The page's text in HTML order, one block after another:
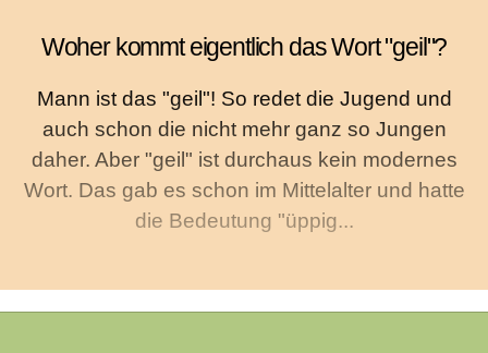
Woher kommt eigentlich das Wort "geil"?
Mann ist das "geil"! So redet die Jugend und
auch schon die nicht mehr ganz so Jungen
daher. Aber "geil" ist durchaus kein modernes
Wort. Das gab es schon im Mittelalter und hatte
die Bedeutung "üppig...